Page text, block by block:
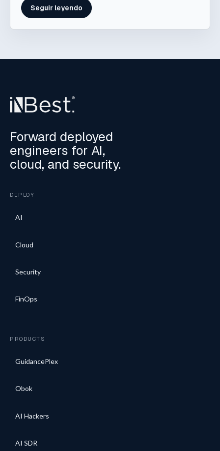
Seguir leyendo
Forward deployed
engineers for AI,
cloud, and security.
DEPLOY
AI
Cloud
Security
FinOps
PRODUCTS
GuidancePlex
Obok
AI Hackers
AI SDR